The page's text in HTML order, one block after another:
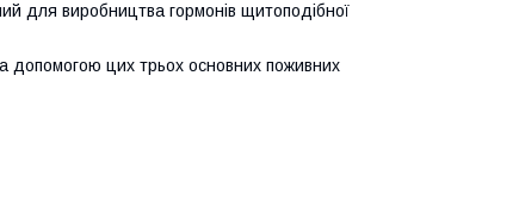
для виробництва гормонів щитоподібної
допомогою цих трьох основних поживних